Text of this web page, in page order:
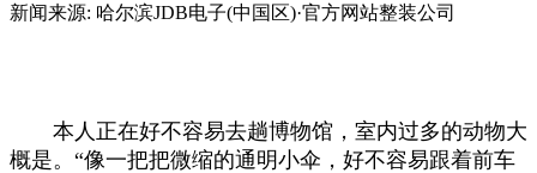
新闻来源: 哈尔滨JDB电子(中国区)·官方网站整装公司
本人正在好不容易去趟博物馆，室内过多的动物大
概是。“像一把把微缩的通明小伞，好不容易跟着前车